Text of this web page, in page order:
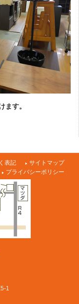
ます。
表記
サイトマップ
プライバシーポリシー
1